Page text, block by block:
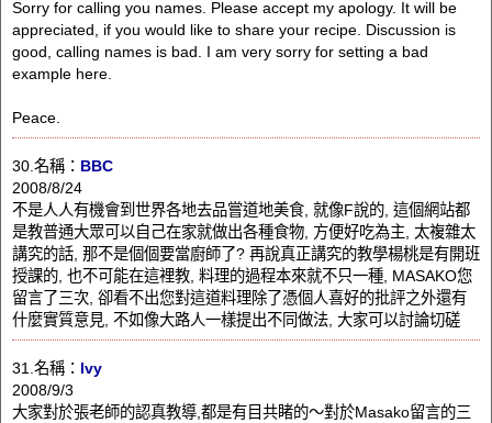
Sorry for calling you names. Please accept my apology. It will be
appreciated, if you would like to share your recipe. Discussion is
good, calling names is bad. I am very sorry for setting a bad
example here.
Peace.
30.名稱： BBC
2008/8/24
不是人人有機會到世界各地去品嘗道地美食, 就像F說的, 這個網站都
是教普通大眾可以自己在家就做出各種食物, 方便好吃為主, 太複雜太
講究的話, 那不是個個要當廚師了? 再說真正講究的教學楊桃是有開班
授課的, 也不可能在這裡教, 料理的過程本來就不只一種, MASAKO您
留言了三次, 卻看不出您對這道料理除了憑個人喜好的批評之外還有
什麼實質意見, 不如像大路人一樣提出不同做法, 大家可以討論切磋
31.名稱： Ivy
2008/9/3
大家對於張老師的認真教導,都是有目共睹的～對於Masako留言的三